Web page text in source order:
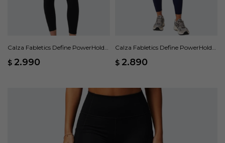
Calza Fabletics Define PowerHold
$ 2.990
Calza Fabletics Define PowerHold
$ 2.890